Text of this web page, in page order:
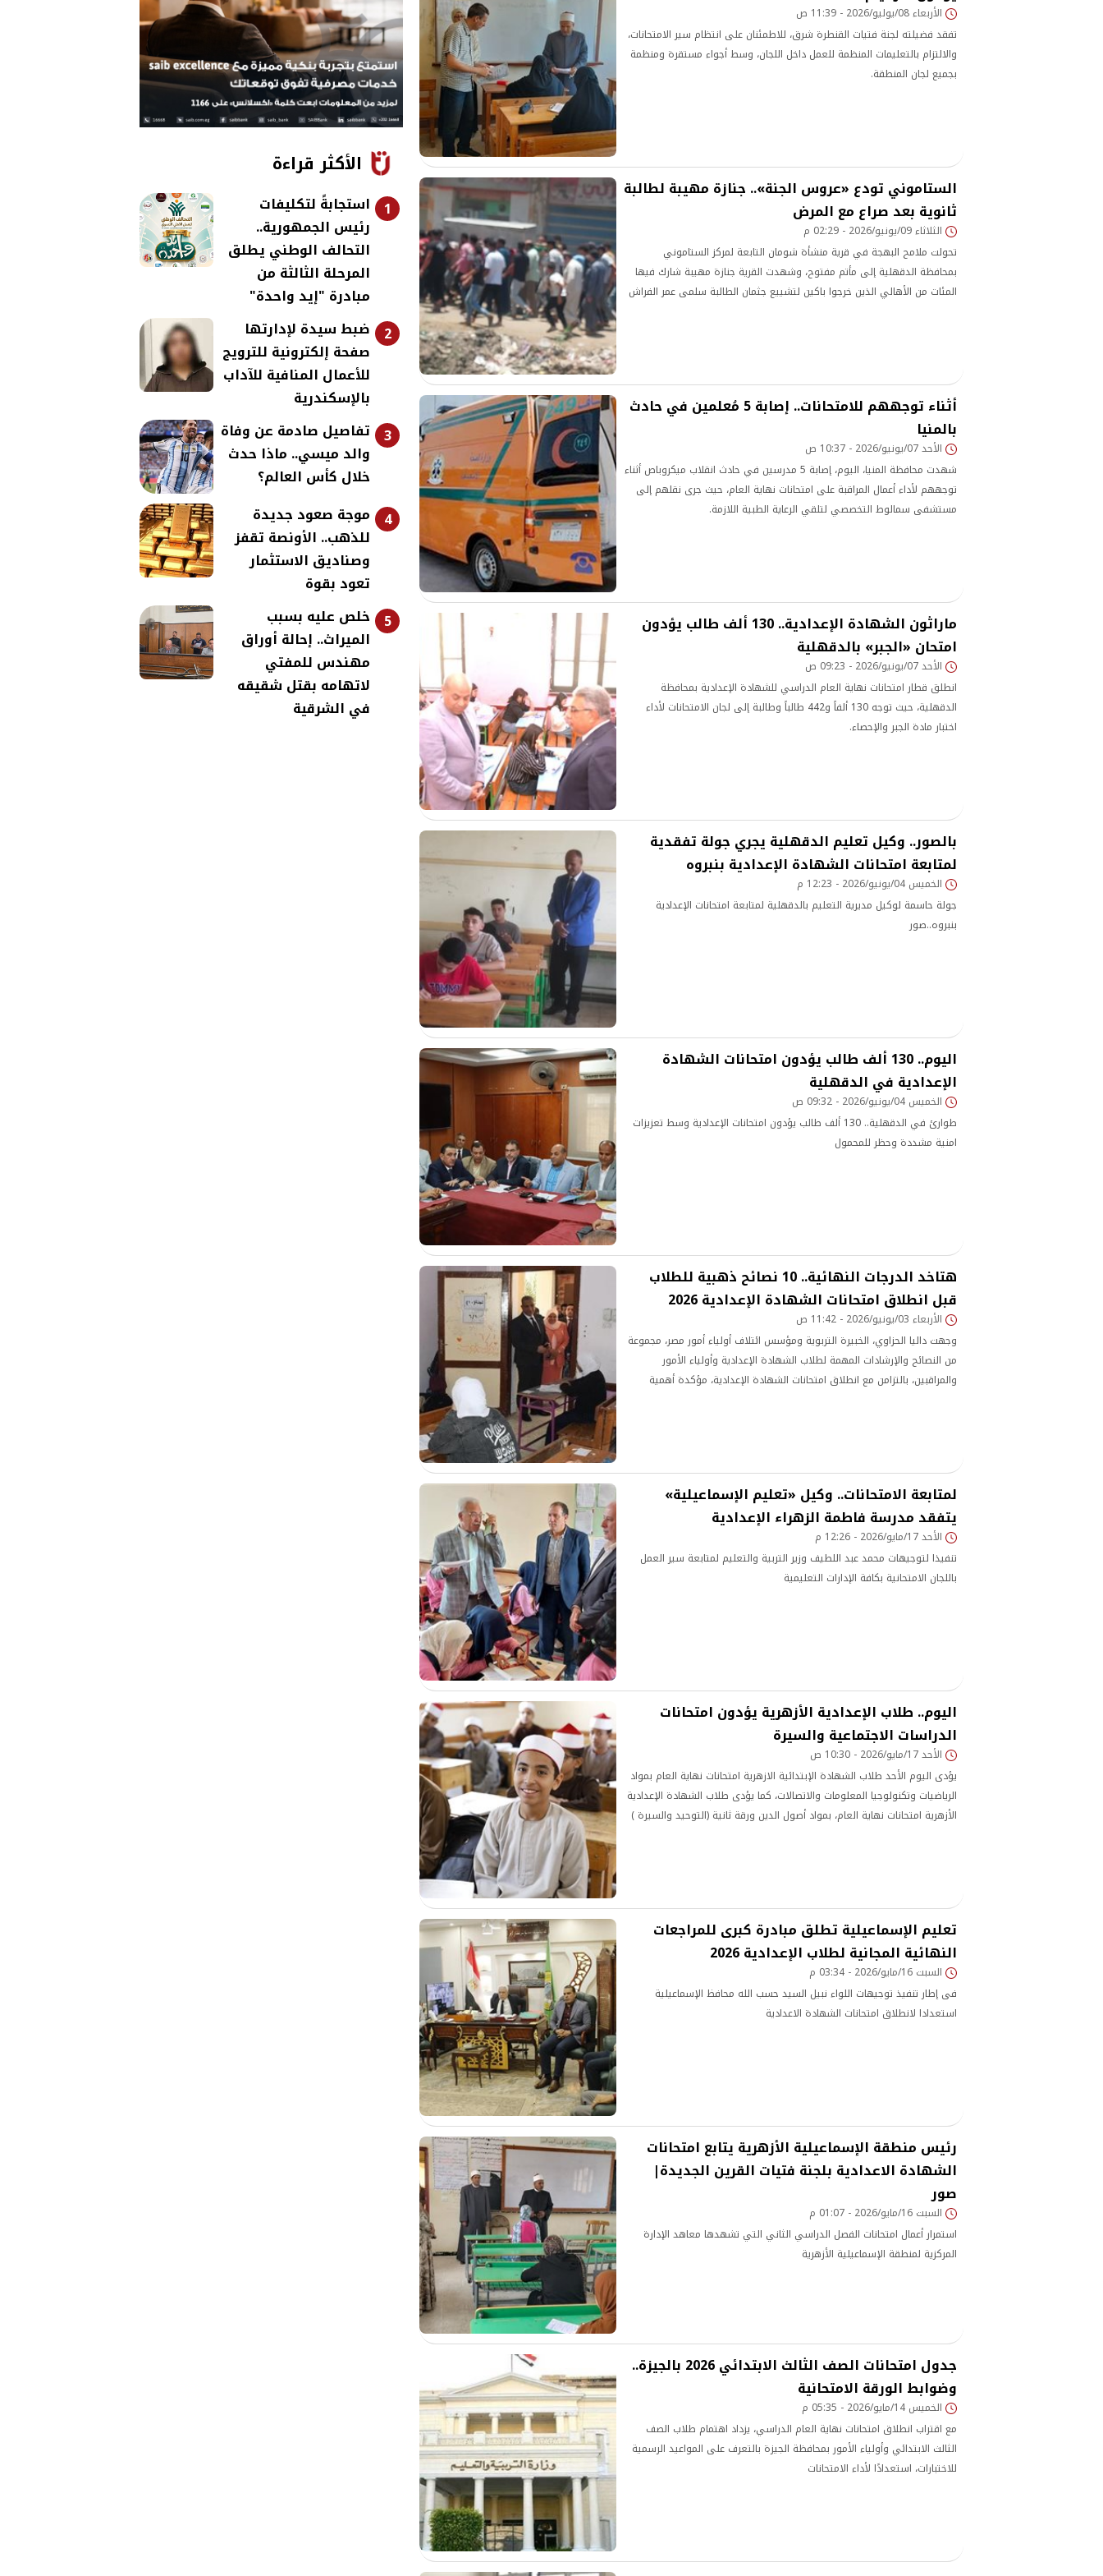
الأربعاء 08/يوليو/2026 - 11:39 ص
تفقد فضيلته لجنة فتيات القنطرة شرق، للاطمئنان على انتظام سير الامتحانات،
والالتزام بالتعليمات المنظمة للعمل داخل اللجان، وسط أجواء مستقرة ومنظمة
بجميع لجان المنطقة.
الستاموني تودع «عروس الجنة».. جنازة مهيبة لطالبة
ثانوية بعد صراع مع المرض
الثلاثاء 09/يونيو/2026 - 02:29 م
تحولت ملامح البهجة في قرية منشأة شومان التابعة لمركز الستاموني
بمحافظة الدقهلية إلى مأتم مفتوح، وشهدت القرية جنازة مهيبة شارك فيها
المئات من الأهالي الذين خرجوا باكين لتشييع جثمان الطالبة سلمى عمر الفراش
أثناء توجههم للامتحانات.. إصابة 5 مُعلمين في حادث
بالمنيا
الأحد 07/يونيو/2026 - 10:37 ص
شهدت محافظة المنيا، اليوم، إصابة 5 مدرسين في حادث انقلاب ميكروباص أثناء
توجههم لأداء أعمال المراقبة على امتحانات نهاية العام، حيث جرى نقلهم إلى
مستشفى سمالوط التخصصي لتلقي الرعاية الطبية اللازمة.
ماراثون الشهادة الإعدادية.. 130 ألف طالب يؤدون
امتحان «الجبر» بالدقهلية
الأحد 07/يونيو/2026 - 09:23 ص
انطلق قطار امتحانات نهاية العام الدراسي للشهادة الإعدادية بمحافظة
الدقهلية، حيث توجه 130 ألفاً و442 طالباً وطالبة إلى لجان الامتحانات لأداء
اختبار مادة الجبر والإحصاء.
بالصور.. وكيل تعليم الدقهلية يجري جولة تفقدية
لمتابعة امتحانات الشهادة الإعدادية بنبروه
الخميس 04/يونيو/2026 - 12:23 م
جولة حاسمة لوكيل مديرية التعليم بالدقهلية لمتابعة امتحانات الإعدادية
بنبروه..صور
اليوم.. 130 ألف طالب يؤدون امتحانات الشهادة
الإعدادية في الدقهلية
الخميس 04/يونيو/2026 - 09:32 ص
طوارئ في الدقهلية.. 130 ألف طالب يؤدون امتحانات الإعدادية وسط تعزيزات
امنية مشددة وحظر للمحمول
هتاخد الدرجات النهائية.. 10 نصائح ذهبية للطلاب
قبل انطلاق امتحانات الشهادة الإعدادية 2026
الأربعاء 03/يونيو/2026 - 11:42 ص
وجهت داليا الحزاوي، الخبيرة التربوية ومؤسس ائتلاف أولياء أمور مصر، مجموعة
من النصائح والإرشادات المهمة لطلاب الشهادة الإعدادية وأولياء الأمور
والمراقبين، بالتزامن مع انطلاق امتحانات الشهادة الإعدادية، مؤكدة أهمية
لمتابعة الامتحانات.. وكيل «تعليم الإسماعيلية»
يتفقد مدرسة فاطمة الزهراء الإعدادية
الأحد 17/مايو/2026 - 12:26 م
تنفيذا لتوجيهات محمد عبد اللطيف وزير التربية والتعليم لمتابعة سير العمل
باللجان الامتحانية بكافة الإدارات التعليمية
اليوم.. طلاب الإعدادية الأزهرية يؤدون امتحانات
الدراسات الاجتماعية والسيرة
الأحد 17/مايو/2026 - 10:30 ص
يؤدى اليوم الأحد طلاب الشهادة الإبتدائية الازهرية امتحانات نهاية العام بمواد
الرياضيات وتكنولوجيا المعلومات والاتصالات، كما يؤدى طلاب الشهادة الإعدادية
الأزهرية امتحانات نهاية العام، بمواد أصول الدين ورقة ثانية (التوحيد والسيرة )
تعليم الإسماعيلية تطلق مبادرة كبرى للمراجعات
النهائية المجانية لطلاب الإعدادية 2026
السبت 16/مايو/2026 - 03:34 م
فى إطار تنفيذ توجيهات اللواء نبيل السيد حسب الله محافظ الإسماعيلية
استعدادا لانطلاق امتحانات الشهادة الاعدادية
رئيس منطقة الإسماعيلية الأزهرية يتابع امتحانات
الشهادة الاعدادية بلجنة فتيات القرين الجديدة|
صور
السبت 16/مايو/2026 - 01:07 م
استمرار أعمال امتحانات الفصل الدراسي الثاني التي تشهدها معاهد الإدارة
المركزية لمنطقة الإسماعيلية الأزهرية
جدول امتحانات الصف الثالث الابتدائي 2026 بالجيزة..
وضوابط الورقة الامتحانية
الخميس 14/مايو/2026 - 05:35 م
مع اقتراب انطلاق امتحانات نهاية العام الدراسي، يزداد اهتمام طلاب الصف
الثالث الابتدائي وأولياء الأمور بمحافظة الجيزة بالتعرف على المواعيد الرسمية
للاختبارات، استعدادًا لأداء الامتحانات
الأكثر قراءة
1
استجابةً لتكليفات
رئيس الجمهورية..
التحالف الوطني يطلق
المرحلة الثالثة من
مبادرة "إيد واحدة"
2
ضبط سيدة لإدارتها
صفحة إلكترونية للترويج
للأعمال المنافية للآداب
بالإسكندرية
3 تفاصيل صادمة عن وفاة
والد ميسي.. ماذا حدث
خلال كأس العالم؟
4
موجة صعود جديدة
للذهب.. الأونصة تقفز
وصناديق الاستثمار
تعود بقوة
5
خلص عليه بسبب
الميراث.. إحالة أوراق
مهندس للمفتي
لاتهامه بقتل شقيقه
في الشرقية